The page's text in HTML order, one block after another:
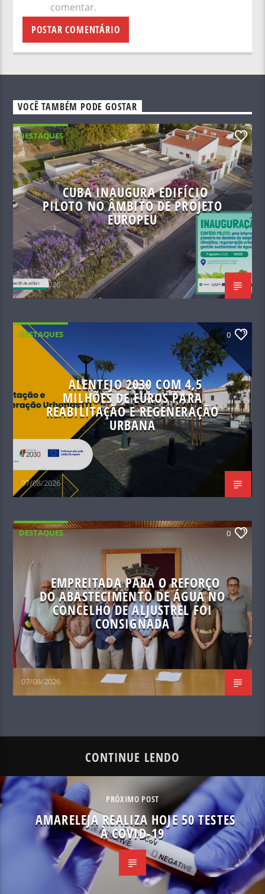
comentar.
VOCÊ TAMBÉM PODE GOSTAR
DESTAQUES 0
CUBA INAUGURA EDIFÍCIO
PILOTO NO ÂMBITO DE PROJETO
EUROPEU
07/08/2026
DESTAQUES 0
ALENTEJO 2030 COM 4,5
MILHÕES DE EUROS PARA
REABILITAÇÃO E REGENERAÇÃO
URBANA
07/08/2026
DESTAQUES 0
EMPREITADA PARA O REFORÇO
DO ABASTECIMENTO DE ÁGUA NO
CONCELHO DE ALJUSTREL FOI
CONSIGNADA
07/08/2026
CONTINUE LENDO
PRÓXIMO POST
AMARELEJA REALIZA HOJE 50 TESTES
À COVID-19